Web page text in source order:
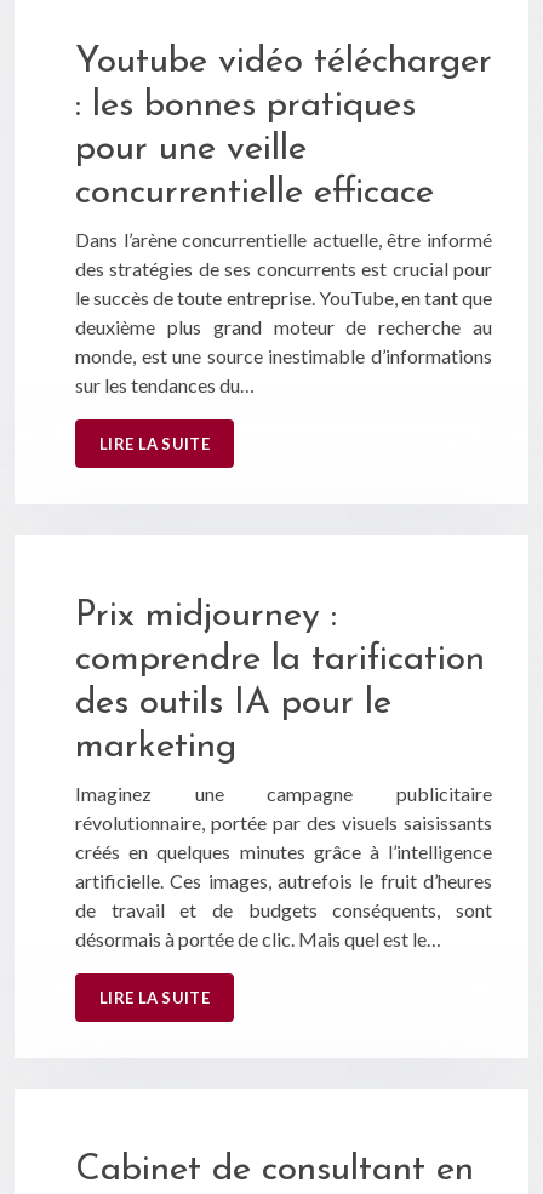
Youtube vidéo télécharger
: les bonnes pratiques
pour une veille
concurrentielle efficace
Dans l’arène concurrentielle actuelle, être informé
des stratégies de ses concurrents est crucial pour
le succès de toute entreprise. YouTube, en tant que
deuxième plus grand moteur de recherche au
monde, est une source inestimable d’informations
sur les tendances du…
LIRE LA SUITE
Prix midjourney :
comprendre la tarification
des outils IA pour le
marketing
Imaginez une campagne publicitaire
révolutionnaire, portée par des visuels saisissants
créés en quelques minutes grâce à l’intelligence
artificielle. Ces images, autrefois le fruit d’heures
de travail et de budgets conséquents, sont
désormais à portée de clic. Mais quel est le…
LIRE LA SUITE
Cabinet de consultant en